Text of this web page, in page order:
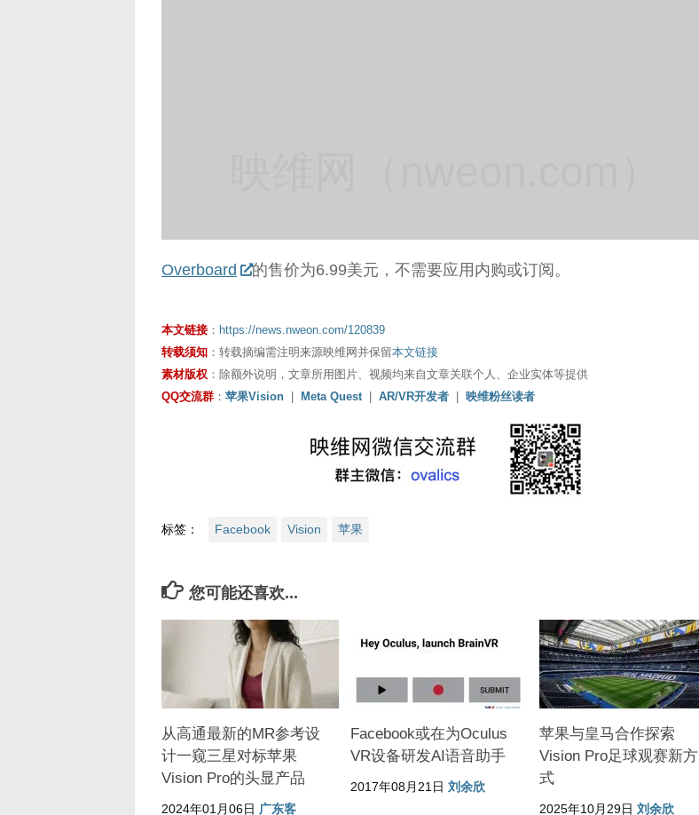
Overboard 的售价为6.99美元，不需要应用内购或订阅。
本文链接 ： https://news.nweon.com/120839
转载须知 ：转载摘编需注明来源映维网并保留本文链接
素材版权 ：除额外说明，文章所用图片、视频均来自文章关联个人、企业实体等提供
QQ交流群 ： 苹果Vision Meta Quest| AR/VR开发者 映维粉丝读者
标签： Facebook Vision 苹果
您可能还喜欢...
从高通最新的MR参考设
计一窥三星对标苹果
Vision Pro的头显产品
2024年01月06日 广东客
Facebook或在为Oculus
VR设备研发AI语音助手
2017年08月21日 刘余欣
苹果与皇马合作探索
Vision Pro足球观赛新方
式
2025年10月29日 刘余欣